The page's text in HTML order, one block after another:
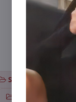
Samodržící punčochy
Silonky 70-80 DEN